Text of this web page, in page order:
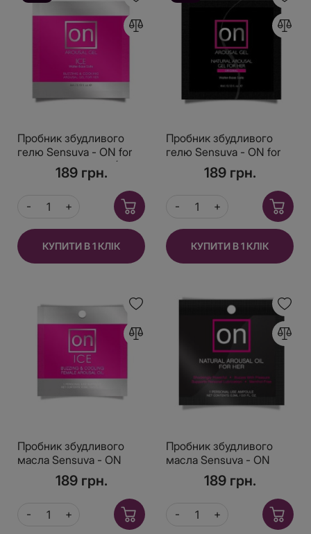
Пробник збудливого
гелю Sensuva - ON for
Her Arousal Gel Ice (4
189 грн.
КУПИТИ В 1 КЛІК
Пробник збудливого
гелю Sensuva - ON for
Her Arousal Gel Originall
189 грн.
КУПИТИ В 1 КЛІК
Пробник збудливого
масла Sensuva - ON
Arousal Oil for Her Ice
189 грн.
Пробник збудливого
масла Sensuva - ON
Arousal Oil for Her Original
189 грн.